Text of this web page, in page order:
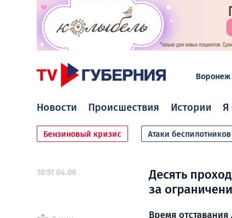
Воронеж
Новости Происшествия Истории Я
Бензиновый кризис Атаки беспилотников
10:51 04.06
Десять
за
Время отставания